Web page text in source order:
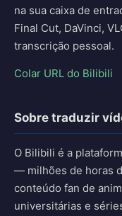
na sua caixa de
Final Cut, DaVinci,
transcrição pessoal.
Colar URL do Bilibili
Sobre traduzir
O Bilibili é a
— milhões de horas
conteúdo fan de
universitárias e